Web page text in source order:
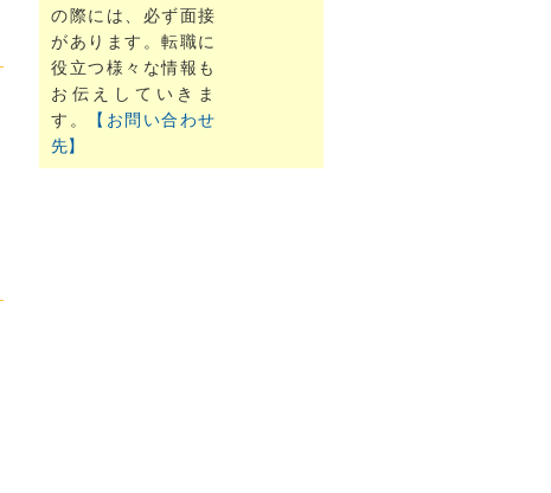
の際には、必ず面接
があります。転職に
役立つ様々な情報も
お伝えしていきま
す。
【お問い合わせ
先】